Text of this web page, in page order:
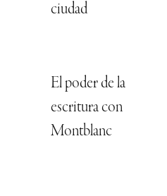
ciudad
El poder de la
escritura con
Montblanc